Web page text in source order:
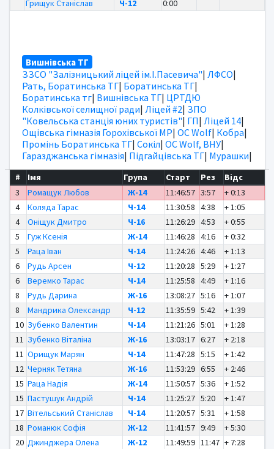
Грищук Станіслав Ч-12 0:00
Вишнівська ТГ
ЗЗСО "Залізницький ліцей ім.І.Пасевича"| ЛФСО|
Рать, Боратинська ТГ| Боратинська ТГ|
Боратинська тг| Вишнівська ТГ| ЦРТДЮ
Колківської селищної ради| Ліцей #2| ЗПО
"Ковельська станція юних туристів"| ГП| Ліцей 14|
Ощівська гімназія Горохівської МР| OC Wolf| Кобра|
Промінь Боратинська ТГ| Сокіл| OC Wolf, ВНУ|
Гаразджанська гімназія| Підгайцівська ТГ| Мурашки|
# Імя Група Старт Рез
Відс
3
Ромащук Любов Ж-14 11:46:57 3:57
+ 0:13
4
Коляда Тарас Ч-14 11:30:58 4:38
+ 1:05
4
Оніщук Дмитро Ч-16 11:26:29 4:53
+ 0:55
5
Гуж Ксенія Ж-14 11:46:28 4:16
+ 0:32
5
Раца Іван Ч-14 11:24:26 4:46
+ 1:13
6
Рудь Арсен Ч-12 11:20:28 5:29
+ 1:27
6
Веремко Тарас Ч-14 11:25:58 4:49
+ 1:16
8
Рудь Дарина Ж-16 13:08:27 5:16
+ 1:07
8
Мандрика Олександр Ч-12 11:35:59 5:42
+ 1:39
10 Зубенко Валентин Ч-14 11:21:26 5:01
+ 1:28
11 Зубенко Віталіна Ж-16 13:03:17 6:27
+ 2:18
11 Орищук Марян Ч-14 11:47:28 5:15
+ 1:42
12 Черняк Тетяна Ж-16 11:53:29 6:55
+ 2:46
15 Раца Надія Ж-14 11:50:57 5:36
+ 1:52
15 Пастушук Андрій Ч-14 11:25:27 5:20
+ 1:47
17 Вітельський Станіслав Ч-14 11:20:57 5:31
+ 1:58
18 Романюк Софія Ж-12 11:41:57 9:49
+ 5:30
20 Джинджера Олена Ж-12 11:49:59 11:47 + 7:28